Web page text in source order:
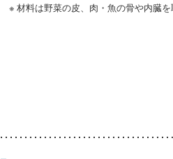
※ 材料は野菜の皮、肉・魚の骨や内臓